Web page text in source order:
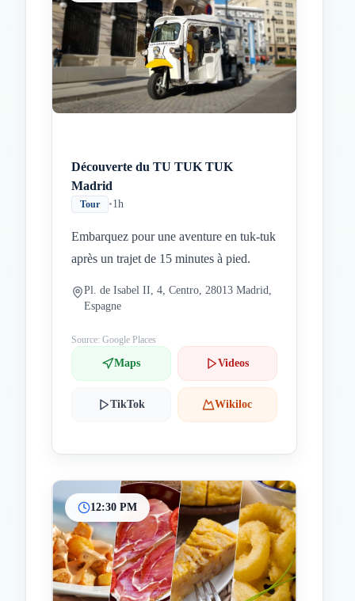
Découverte du TU TUK TUK
Madrid
Tour •1h
Embarquez pour une aventure en tuk-tuk
après un trajet de 15 minutes à pied.
Pl. de Isabel II, 4, Centro, 28013 Madrid,
Espagne
Source: Google Places
Maps Videos
TikTok Wikiloc
12:30 PM